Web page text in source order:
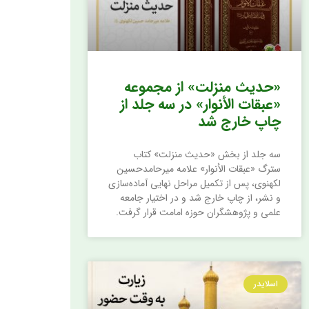
«حدیث منزلت» از مجموعه
«عبقات الأنوار» در سه جلد از
چاپ خارج شد
سه جلد از بخش «حدیث منزلت» کتاب
سترگ «عبقات الأنوار» علامه میرحامدحسین
لکهنوی، پس از تکمیل مراحل نهایی آماده‌سازی
و نشر، از چاپ خارج شد و در اختیار جامعه
علمی و پژوهشگران حوزه امامت قرار گرفت.
اسلایدر